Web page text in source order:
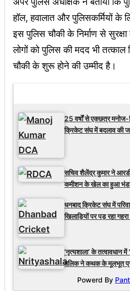
हॉल, हवालात और पुलिसकर्मियों के
इस पुलिस चौकी के निर्माण से
लोगों को पुलिस की मदद भी
चौकी के शुरू होने की उम्मीद है।
25 वर्षों से एकछत्र मनोज-
क्रिकेट संघ में बदलाव की
सचिव शैलेंद्र कुमार ने
कमीशन के खेल का हुआ
धनबाद क्रिकेट संघ में
खिलाड़ियों पर पड़ रहा
‘नृत्यशाला’ के तत्वावधान में
मलिक ने कथक के मूलभूत
Powerd By